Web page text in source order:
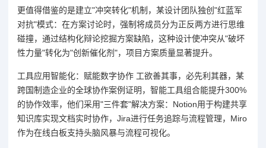
更值得借鉴的是建立"冲突转化"机制，某设计团队独创"红蓝军
对抗"模式：在方案讨论时，强制将成员分为正反两方进行思维
碰撞，通过结构化辩论挖掘方案缺陷，这种设计使冲突从"破坏
性力量"转化为"创新催化剂"，项目方案质量显著提升。
工具应用智能化：赋能数字协作 工欲善其事，必先利其器，某
跨国制造企业的全球协作案例证明，智能工具组合能提升300%
的协作效率，他们采用"三件套"解决方案：Notion用于构建共享
知识库实现文档实时协作，Jira进行任务追踪与流程管理，Miro
作为在线白板支持头脑风暴与流程可视化。